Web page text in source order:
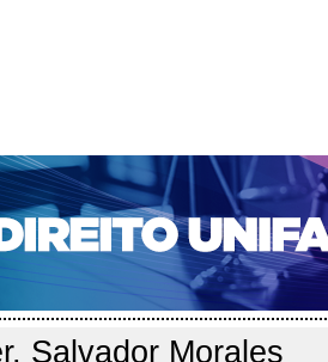
ACESSO CADASTRO
EDIÇÕES DE Nº 1 A 100 WEBMAIL
> Perfil do autor
autor
Salvador Morales